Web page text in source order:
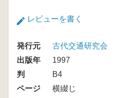
レビューを書く
発行元
古代交通研究会
出版年
1997
判
B4
ページ
横綴じ